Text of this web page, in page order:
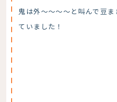
鬼は外～～～～と叫んで豆
ていました！